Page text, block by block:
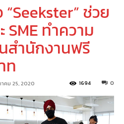
ช่วย
SME ทำความ
สำนักงานฟรี
ท
คม 25, 2020 0
1694